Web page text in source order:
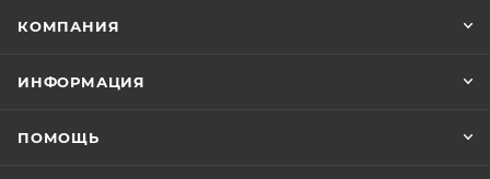
КОМПАНИЯ
ИНФОРМАЦИЯ
ПОМОЩЬ